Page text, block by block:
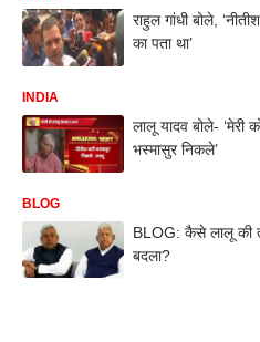
राहुल गांधी बोले,
का पता था’
INDIA
लालू यादव बोले- ‘मेरी
भस्मासुर निकले’
BLOG
BLOG: कैसे लालू की
बदला?